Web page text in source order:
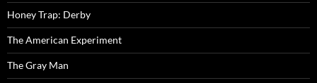
Honey Trap: Derby
The American Experiment
The Gray Man